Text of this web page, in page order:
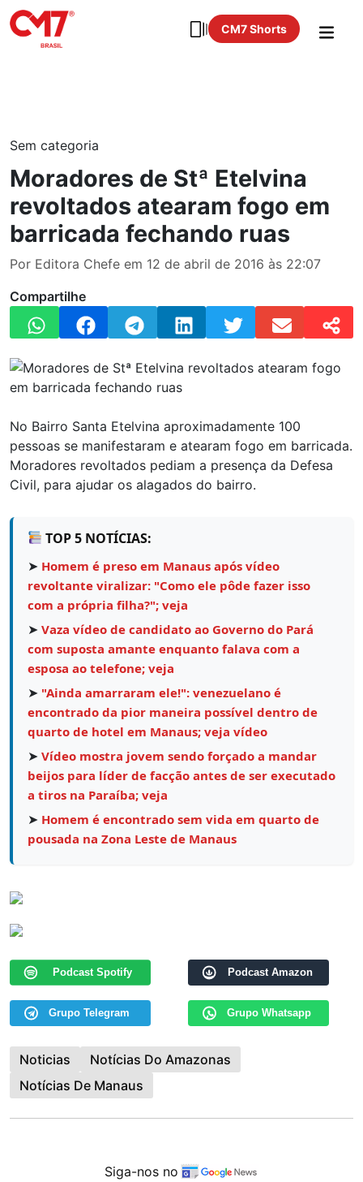
CM7 Shorts
Sem categoria
Moradores de Stª Etelvina
revoltados atearam fogo em
barricada fechando ruas
Por Editora Chefe em 12 de abril de 2016 às 22:07
Compartilhe
No Bairro Santa Etelvina aproximadamente 100
pessoas se manifestaram e atearam fogo em barricada.
Moradores revoltados pediam a presença da Defesa
Civil, para ajudar os alagados do bairro.
TOP 5 NOTÍCIAS:
➤ Homem é preso em Manaus após vídeo
revoltante viralizar: "Como ele pôde fazer isso
com a própria filha?"; veja
➤ Vaza vídeo de candidato ao Governo do Pará
com suposta amante enquanto falava com a
esposa ao telefone; veja
➤ "Ainda amarraram ele!": venezuelano é
encontrado da pior maneira possível dentro de
quarto de hotel em Manaus; veja vídeo
➤ Vídeo mostra jovem sendo forçado a mandar
beijos para líder de facção antes de ser executado
a tiros na Paraíba; veja
➤ Homem é encontrado sem vida em quarto de
pousada na Zona Leste de Manaus
Podcast Spotify Podcast Amazon
Grupo Telegram Grupo Whatsapp
Noticias
Notícias Do Amazonas
Notícias De Manaus
Siga-nos no